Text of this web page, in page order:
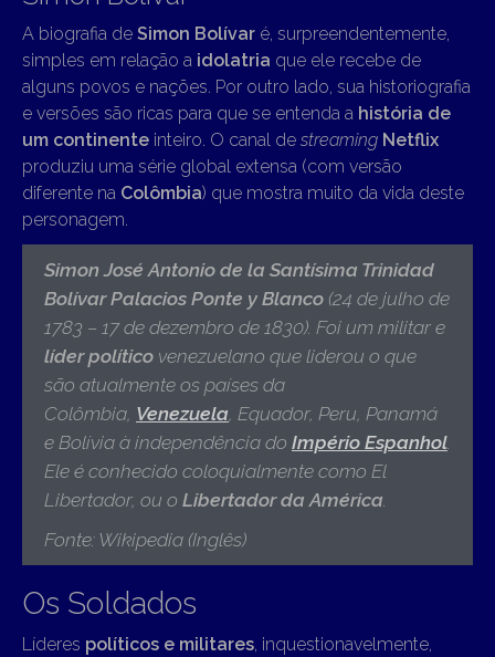
A biografia de Simon Bolívar é, surpreendentemente,
simples em relação a idolatria que ele recebe de
alguns povos e nações. Por outro lado, sua historiografia
e versões são ricas para que se entenda a história de
um continente inteiro. O canal de streaming Netflix
produziu uma série global extensa (com versão
diferente na Colômbia) que mostra muito da vida deste
personagem.
Simon José Antonio de la Santísima Trinidad
Bolívar Palacios Ponte y Blanco (24 de julho de
1783 – 17 de dezembro de 1830). Foi um militar e
líder político venezuelano que liderou o que
são atualmente os países da
Colômbia, Venezuela, Equador, Peru, Panamá
e Bolívia à independência do Império Espanhol.
Ele é conhecido coloquialmente como El
Libertador, ou o Libertador da América.
Fonte: Wikipedia (Inglês)
Os Soldados
Líderes políticos e militares, inquestionavelmente,